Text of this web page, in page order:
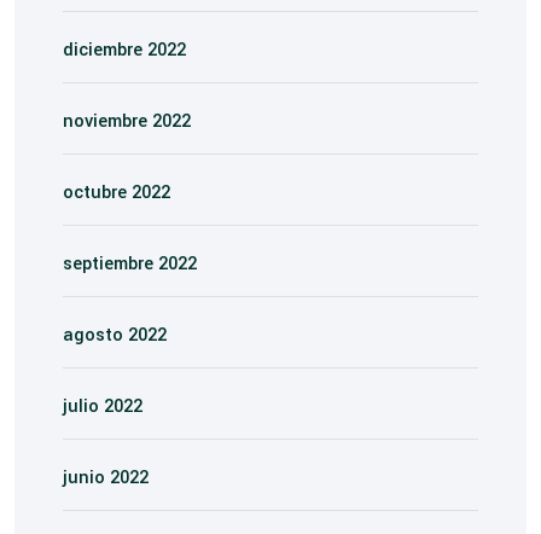
diciembre 2022
noviembre 2022
octubre 2022
septiembre 2022
agosto 2022
julio 2022
junio 2022